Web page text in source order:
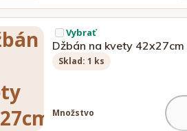
Vybrať
Džbán na kvety 42x27cm
Sklad: 1 ks
Množstvo